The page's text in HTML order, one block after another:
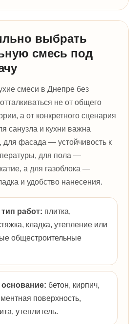
выбрать
смесь под
смеси в Днепре без
не от общего
а от конкретного сценария
санузла и кухни важна
для фасада — устойчивость к
для пола —
а для газоблока —
и удобство нанесения.
работ: плитка,
кладка, утепление или
общестроительные
бетон, кирпич,
поверхность,
утеплитель.